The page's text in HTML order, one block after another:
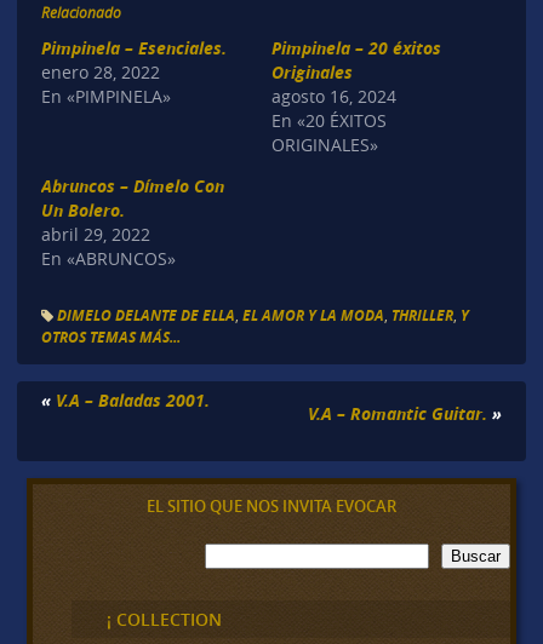
Relacionado
Pimpinela – Esenciales.
enero 28, 2022
En «PIMPINELA»
Pimpinela – 20 éxitos
Originales
agosto 16, 2024
En «20 ÉXITOS
ORIGINALES»
Abruncos – Dímelo Con
Un Bolero.
abril 29, 2022
En «ABRUNCOS»
DIMELO DELANTE DE ELLA, EL AMOR Y LA MODA, THRILLER, Y
OTROS TEMAS MÁS...
« V.A – Baladas 2001.
V.A – Romantic Guitar. »
EL SITIO QUE NOS INVITA EVOCAR
B
u
c
a
Buscar
¡ COLLECTION